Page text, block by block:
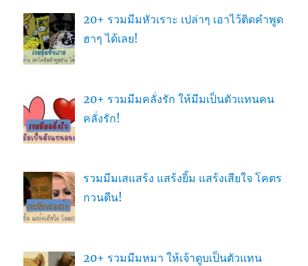
20+ รวมมีมหัวเราะ เปล่าๆ เอาไว้ติดคำพูด
ฮาๆ ได้เลย!
20+ รวมมีมคลั่งรัก ให้มีมเป็นตัวแทนคน
คลั่งรัก!
รวมมีมเสแสร้ง แสร้งยิ้ม แสร้งเสียใจ โคตร
กวนตีน!
20+ รวมมีมหมา ให้เจ้าตูบเป็นตัวแทน